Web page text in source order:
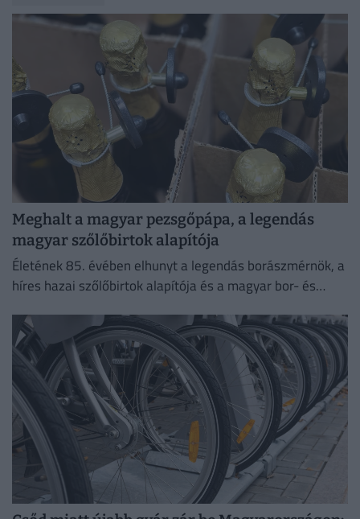
Meghalt a magyar pezsgőpápa, a legendás
magyar szőlőbirtok alapítója
Életének 85. évében elhunyt a legendás borászmérnök, a
híres hazai szőlőbirtok alapítója és a magyar bor- és